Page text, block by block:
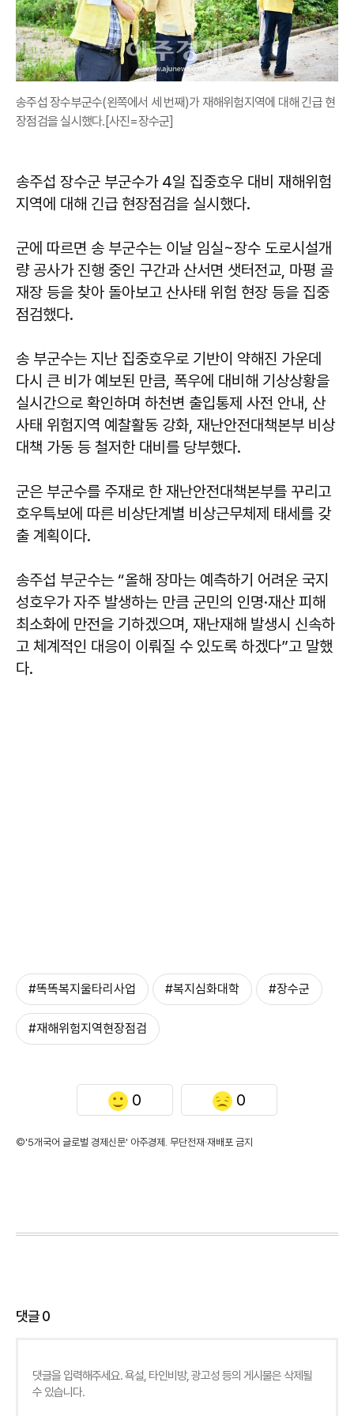
송주섭 장수부군수(왼쪽에서 세 번째)가 재해위험지역에 대해 긴급 현
장점검을 실시했다.[사진=장수군]
송주섭 장수군 부군수가 4일 집중호우 대비 재해위험
지역에 대해 긴급 현장점검을 실시했다.
군에 따르면 송 부군수는 이날 임실~장수 도로시설개
량 공사가 진행 중인 구간과 산서면 샛터전교, 마평 골
재장 등을 찾아 돌아보고 산사태 위험 현장 등을 집중
점검했다.
송 부군수는 지난 집중호우로 기반이 약해진 가운데
다시 큰 비가 예보된 만큼, 폭우에 대비해 기상상황을
실시간으로 확인하며 하천변 출입통제 사전 안내, 산
사태 위험지역 예찰활동 강화, 재난안전대책본부 비상
대책 가동 등 철저한 대비를 당부했다.
군은 부군수를 주재로 한 재난안전대책본부를 꾸리고
호우특보에 따른 비상단계별 비상근무체제 태세를 갖
출 계획이다.
송주섭 부군수는 “올해 장마는 예측하기 어려운 국지
성호우가 자주 발생하는 만큼 군민의 인명·재산 피해
최소화에 만전을 기하겠으며, 재난재해 발생시 신속하
고 체계적인 대응이 이뤄질 수 있도록 하겠다”고 말했
다.
#똑똑복지울타리사업 #복지심화대학 #장수군
#재해위험지역현장점검
0 0
©'5개국어 글로벌 경제신문' 아주경제. 무단전재·재배포 금지
댓글0